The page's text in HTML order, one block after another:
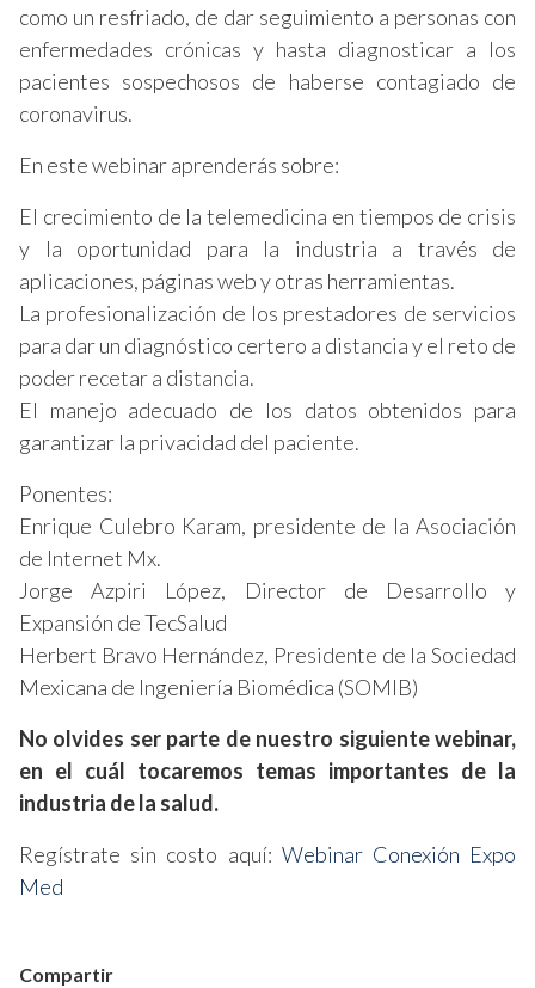
como un resfriado, de dar seguimiento a personas con
enfermedades crónicas y hasta diagnosticar a los
pacientes sospechosos de haberse contagiado de
coronavirus.
En este webinar aprenderás sobre:
El crecimiento de la telemedicina en tiempos de crisis
y la oportunidad para la industria a través de
aplicaciones, páginas web y otras herramientas.
La profesionalización de los prestadores de servicios
para dar un diagnóstico certero a distancia y el reto de
poder recetar a distancia.
El manejo adecuado de los datos obtenidos para
garantizar la privacidad del paciente.
Ponentes:
Enrique Culebro Karam, presidente de la Asociación
de Internet Mx.
Jorge Azpiri López, Director de Desarrollo y
Expansión de TecSalud
Herbert Bravo Hernández, Presidente de la Sociedad
Mexicana de Ingeniería Biomédica (SOMIB)
No olvides ser parte de nuestro siguiente webinar,
en el cuál tocaremos temas importantes de la
industria de la salud.
Regístrate sin costo aquí: Webinar Conexión Expo
Med
Compartir